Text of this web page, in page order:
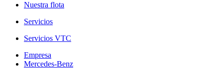
Nuestra flota
Servicios
Servicios VTC
Empresa
Mercedes-Benz